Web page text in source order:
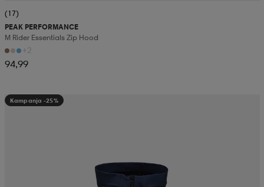
(17)
PEAK PERFORMANCE
M Rider Essentials Zip Hood
+2
94,99
Kampanja -25%